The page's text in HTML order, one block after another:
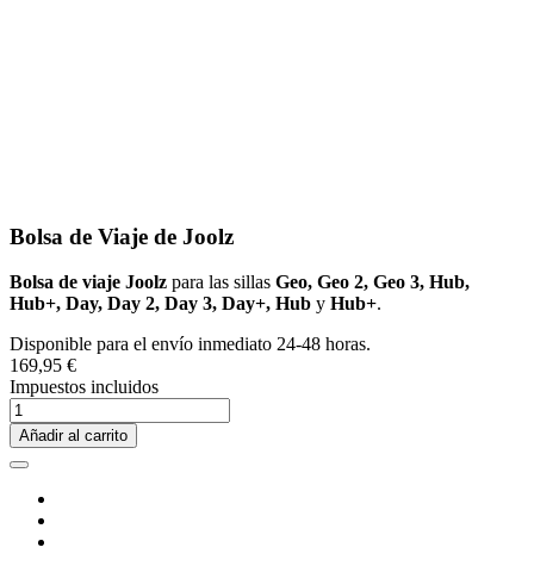
Bolsa de Viaje de Joolz
Bolsa de viaje Joolz para las sillas Geo, Geo 2, Geo 3, Hub,
Hub+, Day, Day 2, Day 3, Day+, Hub y Hub+.
Disponible para el envío inmediato 24-48 horas.
169,95 €
Impuestos incluidos
Añadir al carrito